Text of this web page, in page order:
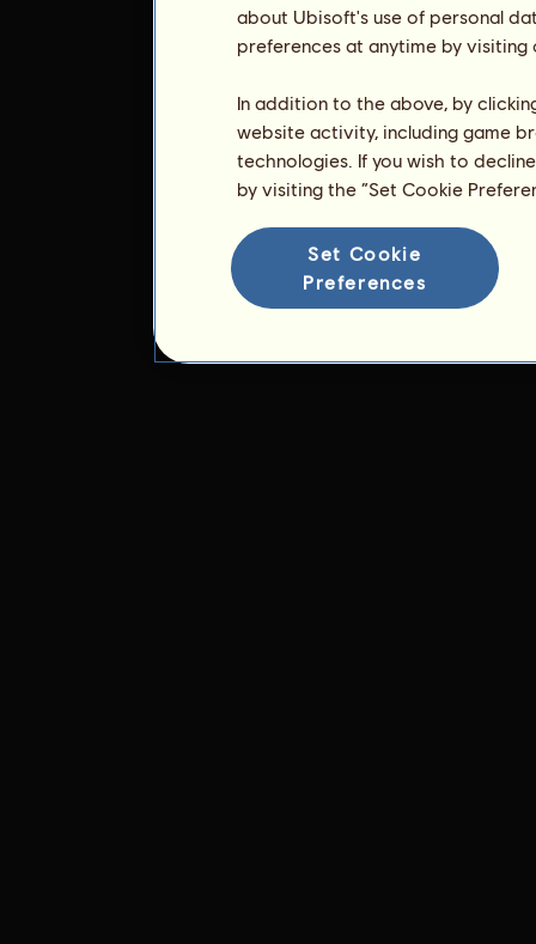
about Ubisoft's use of personal
preferences at anytime by
In addition to the above, by
website activity, including game
technologies. If you wish to
by visiting the “Set Cookie
Set Cookie
Preferences